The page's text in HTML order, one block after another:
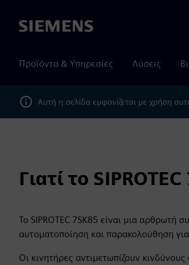
Siemens
Προϊόντα & Υπηρεσίες Λύσεις
Αυτή η σελίδα εμφανίζεται με χρήση
Γιατί το
Το SIPROTEC 7SK85 είναι μια αρθρωτή
αυτοματοποίηση και παρακολούθηση
Οι κινητήρες αντιμετωπίζουν